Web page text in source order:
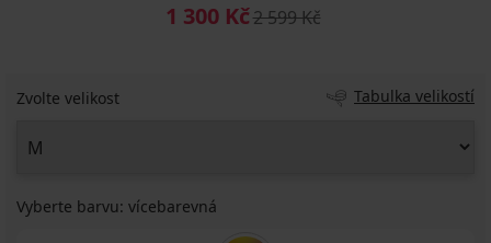
1 300 Kč2 599 Kč
Zvolte velikost Tabulka velikostí
Vyberte barvu: vícebarevná